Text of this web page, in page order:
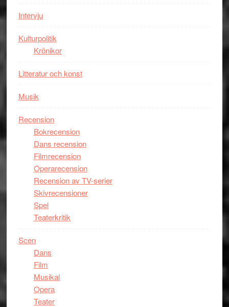
Intervju
Kulturpolitik
Krönikor
Litteratur och konst
Musik
Recension
Bokrecension
Dans recension
Filmrecension
Operarecension
Recension av TV-serier
Skivrecensioner
Spel
Teaterkritik
Scen
Dans
Film
Musikal
Opera
Teater